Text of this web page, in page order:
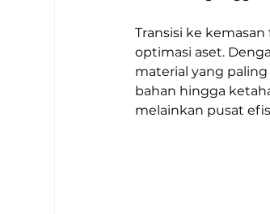
Transisi ke
optimasi aset.
material yang
bahan hingga
melainkan pusat